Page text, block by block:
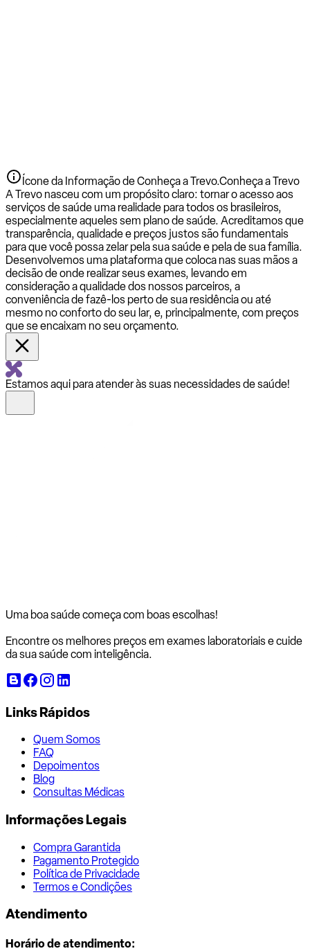
Ícone da Informação de Conheça a Trevo.Conheça a Trevo
A Trevo nasceu com um propósito claro: tornar o acesso aos
serviços de saúde uma realidade para todos os brasileiros,
especialmente aqueles sem plano de saúde. Acreditamos que
transparência, qualidade e preços justos são fundamentais
para que você possa zelar pela sua saúde e pela de sua família.
Desenvolvemos uma plataforma que coloca nas suas mãos a
decisão de onde realizar seus exames, levando em
consideração a qualidade dos nossos parceiros, a
conveniência de fazê-los perto de sua residência ou até
mesmo no conforto do seu lar, e, principalmente, com preços
que se encaixam no seu orçamento.
Estamos aqui para atender às suas necessidades de saúde!
Uma boa saúde começa com boas escolhas!
Encontre os melhores preços em exames laboratoriais e cuide
da sua saúde com inteligência.
Links Rápidos
Quem Somos
FAQ
Depoimentos
Blog
Consultas Médicas
Informações Legais
Compra Garantida
Pagamento Protegido
Política de Privacidade
Termos e Condições
Atendimento
Horário de atendimento: